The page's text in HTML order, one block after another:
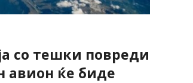
со тешки повреди
авион ќе биде